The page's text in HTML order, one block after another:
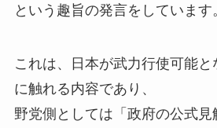
という趣旨の発言をしています
これは、日本が武力行使可能
に触れる内容であり、
野党側としては「政府の公式見